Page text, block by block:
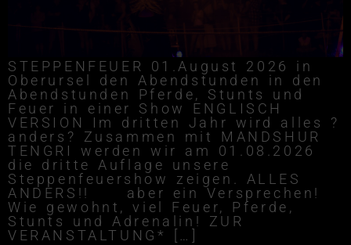
STEPPENFEUER 01.August 2026 in
Oberursel den Abendstunden in den
Abendstunden Pferde, Stunts und
Feuer in einer Show ENGLISCH
VERSION Im dritten Jahr wird alles ?
anders? Zusammen mit MANDSHUR
TENGRI werden wir am 01.08.2026
die dritte Auflage unsere
Steppenfeuershow zeigen. ALLES
ANDERS!! aber ein Versprechen!
Wie gewohnt, viel Feuer, Pferde,
Stunts und Adrenalin! ZUR
VERANSTALTUNG* […]